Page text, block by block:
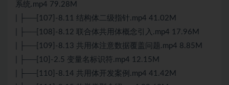
系统.mp4 79.28M
| ├──[107]-8.11 结构体二级指针.mp4 41.02M
| ├──[108]-8.12 联合体共用体概念引入.mp4 17.96M
| ├──[109]-8.13 共用体注意数据覆盖问题.mp4 8.85M
| ├──[10]-2.5 变量名标识符.mp4 12.15M
| ├──[110]-8.14 共用体开发案例.mp4 41.42M